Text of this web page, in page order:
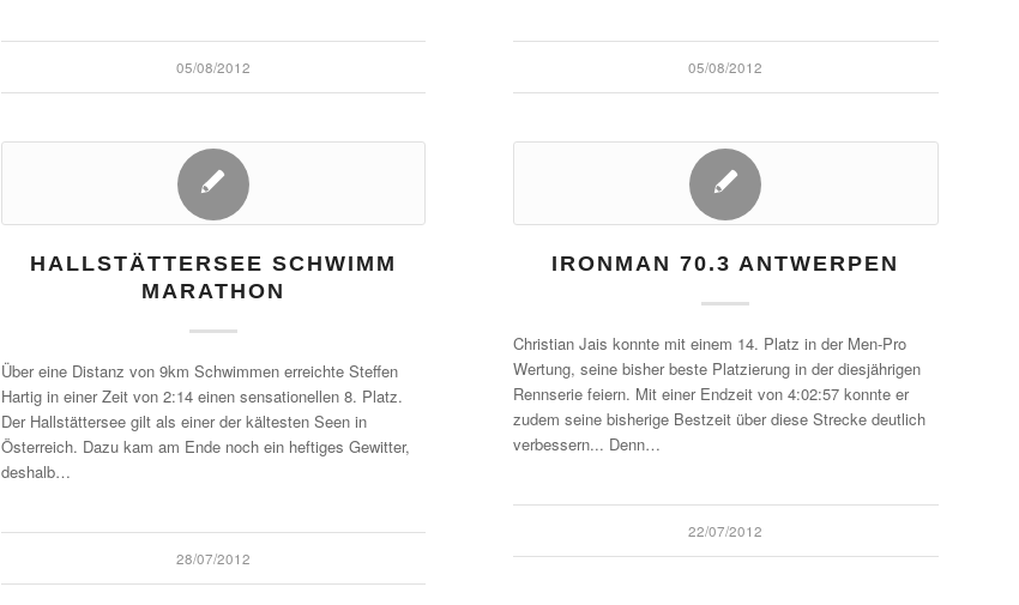
05/08/2012 05/08/2012
HALLSTÄTTERSEE SCHWIMM
MARATHON
Über eine Distanz von 9km Schwimmen erreichte Steffen
Hartig in einer Zeit von 2:14 einen sensationellen 8. Platz.
Der Hallstättersee gilt als einer der kältesten Seen in
Österreich. Dazu kam am Ende noch ein heftiges Gewitter,
deshalb…
28/07/2012
IRONMAN 70.3 ANTWERPEN
Christian Jais konnte mit einem 14. Platz in der Men-Pro
Wertung, seine bisher beste Platzierung in der diesjährigen
Rennserie feiern. Mit einer Endzeit von 4:02:57 konnte er
zudem seine bisherige Bestzeit über diese Strecke deutlich
verbessern... Denn…
22/07/2012